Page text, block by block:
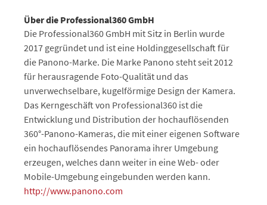
Über die Professional360 GmbH
Die Professional360 GmbH mit Sitz in Berlin wurde
2017 gegründet und ist eine Holdinggesellschaft für
die Panono-Marke. Die Marke Panono steht seit 2012
für herausragende Foto-Qualität und das
unverwechselbare, kugelförmige Design der Kamera.
Das Kerngeschäft von Professional360 ist die
Entwicklung und Distribution der hochauflösenden
360°-Panono-Kameras, die mit einer eigenen Software
ein hochauflösendes Panorama ihrer Umgebung
erzeugen, welches dann weiter in eine Web- oder
Mobile-Umgebung eingebunden werden kann.
http://www.panono.com